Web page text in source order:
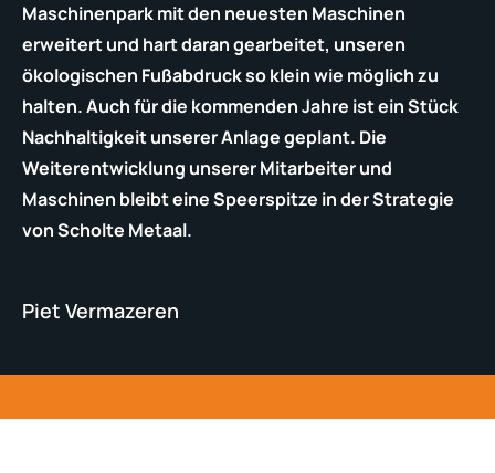
Maschinenpark mit den neuesten Maschinen
erweitert und hart daran gearbeitet, unseren
ökologischen Fußabdruck so klein wie möglich zu
halten. Auch für die kommenden Jahre ist ein Stück
Nachhaltigkeit unserer Anlage geplant. Die
Weiterentwicklung unserer Mitarbeiter und
Maschinen bleibt eine Speerspitze in der Strategie
von Scholte Metaal.
Piet Vermazeren